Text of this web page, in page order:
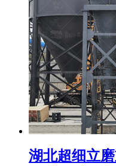
湖北超细立